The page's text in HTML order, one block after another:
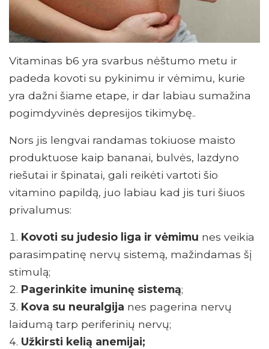
Vitaminas b6 yra svarbus nėštumo metu ir
padeda kovoti su pykinimu ir vėmimu, kurie
yra dažni šiame etape, ir dar labiau sumažina
pogimdyvinės depresijos tikimybę..
Nors jis lengvai randamas tokiuose maisto
produktuose kaip bananai, bulvės, lazdyno
riešutai ir špinatai, gali reikėti vartoti šio
vitamino papildą, juo labiau kad jis turi šiuos
privalumus:
Kovoti su judesio liga ir vėmimu nes veikia
parasimpatinę nervų sistemą, mažindamas šį
stimulą;
Pagerinkite imuninę sistemą;
Kova su neuralgija nes pagerina nervų
laidumą tarp periferinių nervų;
Užkirsti kelią anemijai;